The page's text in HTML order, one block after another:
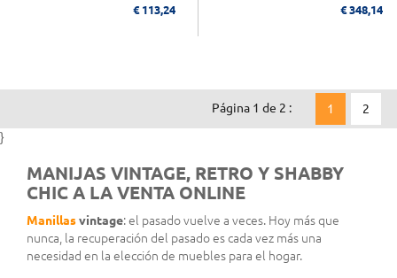
€ 113,24
€ 348,14
Página 1 de 2 : 1
2
}
MANIJAS VINTAGE, RETRO Y SHABBY
CHIC A LA VENTA ONLINE
Manillasvintage: el pasado vuelve a veces. Hoy más que
nunca, la recuperación del pasado es cada vez más una
necesidad en la elección de muebles para el hogar.